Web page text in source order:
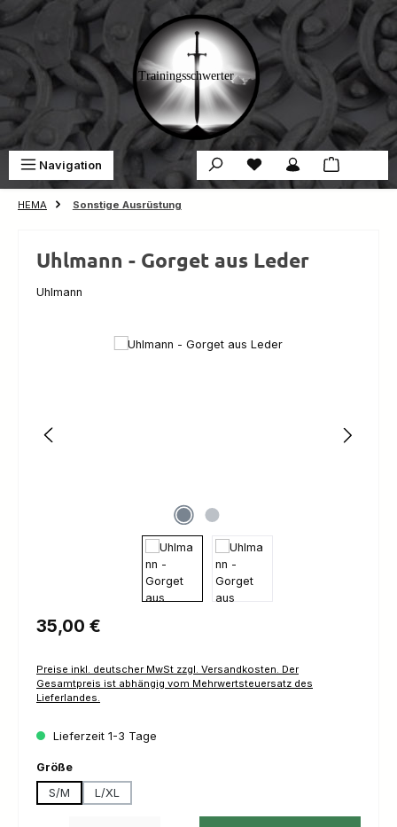
Zum Hauptinhalt springen
Navigation Du hast 0 Produkte auf
HEMA Sonstige Ausrüstung
Uhlmann - Gorget aus Leder
Uhlmann
Bildergalerie überspringen
Regulärer Preis:
35,00 €
Preise inkl. deutscher MwSt zzgl. Versandkosten. Der
Gesamtpreis ist abhängig vom Mehrwertsteuersatz des
Lieferlandes.
Lieferzeit 1-3 Tage
Größeauswählen
S/M
L/XL